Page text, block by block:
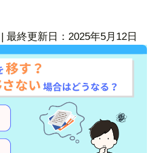
最終更新日：2025年5月12日